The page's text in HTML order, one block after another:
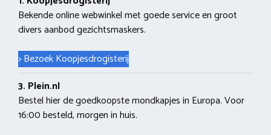
Bekende online webwinkel met goede service en groot
divers aanbod gezichtsmaskers.
> Bezoek Koopjesdrogisterij
3. Plein.nl
Bestel hier de goedkoopste mondkapjes in Europa. Voor
16:00 besteld, morgen in huis.